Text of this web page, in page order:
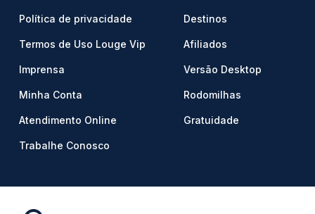
Política de privacidade
Termos de Uso Louge Vip
Imprensa
Minha Conta
Atendimento Online
Trabalhe Conosco
Destinos
Afiliados
Versão Desktop
Rodomilhas
Gratuidade